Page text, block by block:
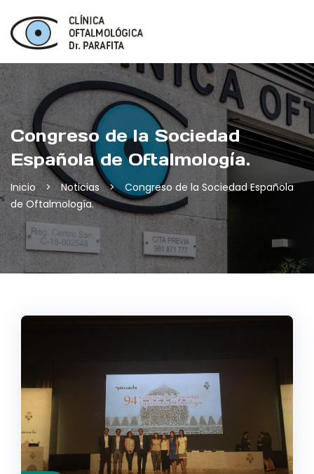
content
Congreso de la Sociedad
Española de Oftalmología.
Inicio > Noticias > Congreso de la Sociedad Española
de Oftalmología.